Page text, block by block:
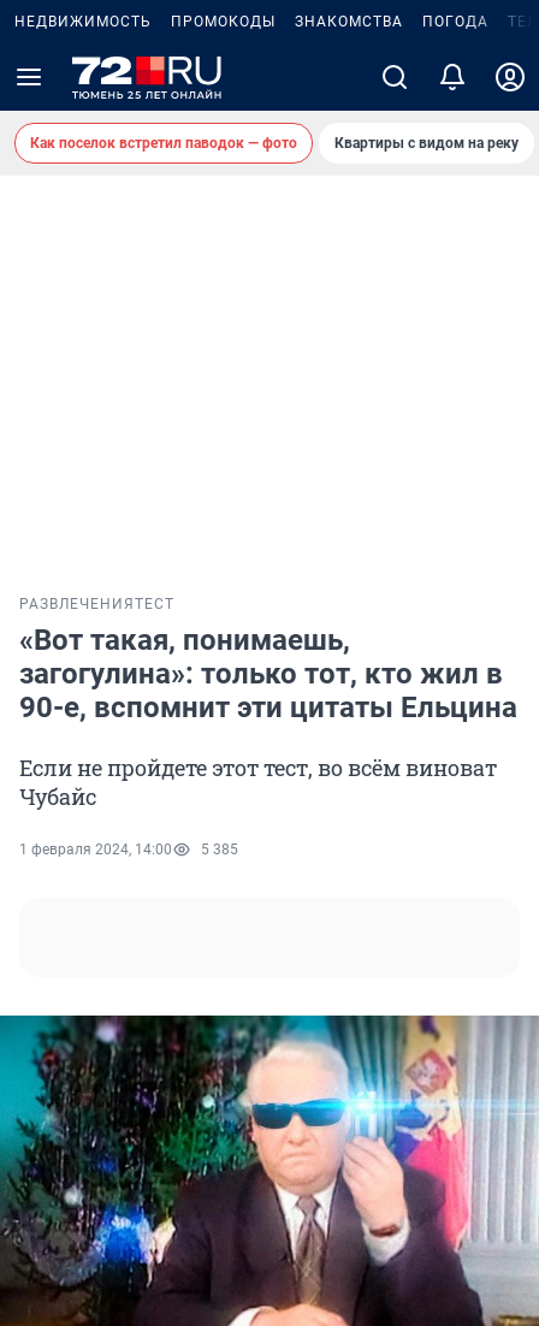
НЕДВИЖИМОСТЬ ПРОМОКОДЫ ЗНАКОМСТВА ПОГОДА
Как поселок встретил паводок — фото Квартиры с видом на реку
РАЗВЛЕЧЕНИЯ ТЕСТ
«Вот такая, понимаешь,
загогулина»: только тот, кто жил в
90-е, вспомнит эти цитаты Ельцина
Если не пройдете этот тест, во всём виноват
Чубайс
1 февраля 2024, 14:00 5 385